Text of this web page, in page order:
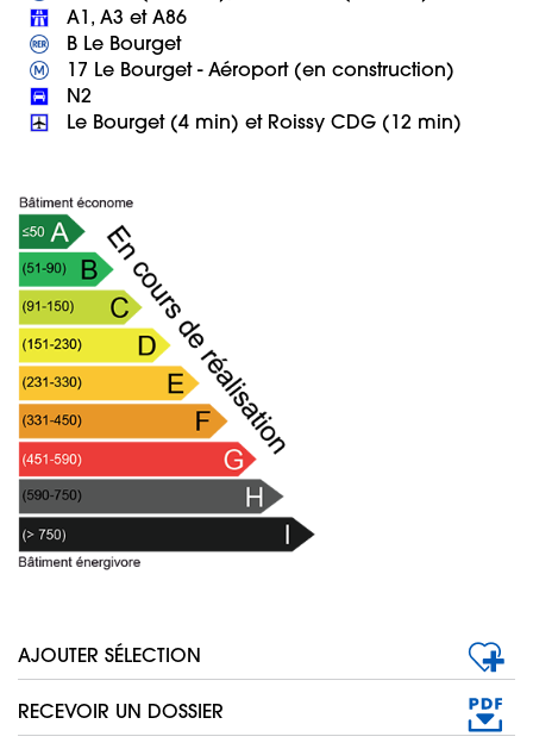
Le Bourget (4 min) et Roissy CDG (12 min)
AJOUTER SÉLECTION
RECEVOIR UN DOSSIER